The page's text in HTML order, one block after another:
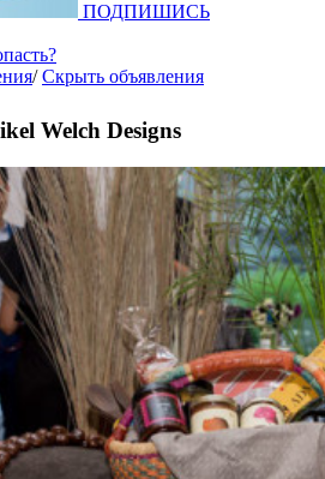
ПОДПИШИСЬ
/Скрыть объявления
Welch Designs